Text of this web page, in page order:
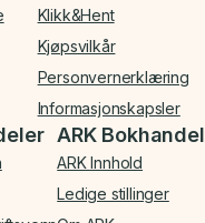
Klikk&Hent
Kjøpsvilkår
Personvernerklæring
Informasjonskapsler
ARK Bokhandel
ARK Innhold
Ledige stillinger